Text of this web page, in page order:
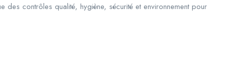
des contrôles qualité, hygiène, sécurité et environnement pour